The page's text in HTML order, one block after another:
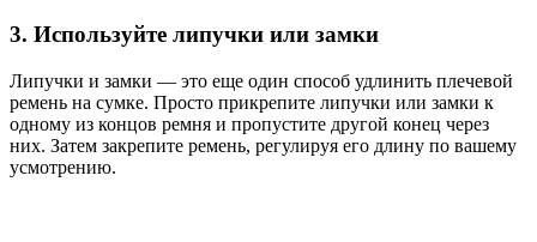
3. Используйте липучки или замки
Липучки и замки — это еще один способ удлинить плечевой
ремень на сумке. Просто прикрепите липучки или замки к
одному из концов ремня и пропустите другой конец через
них. Затем закрепите ремень, регулируя его длину по вашему
усмотрению.